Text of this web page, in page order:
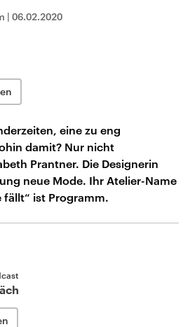
| 06.02.2020
eine zu eng
damit? Nur nicht
Prantner. Die Designerin
neue Mode. Ihr Atelier-Name
fällt“ ist Programm.